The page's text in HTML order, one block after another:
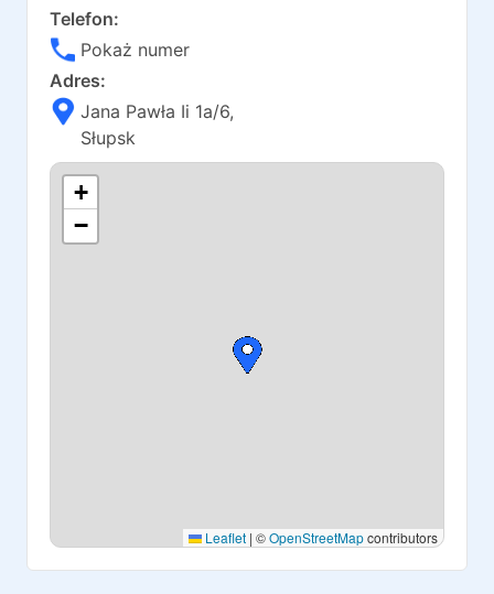
Telefon:
Pokaż numer
Adres:
Jana Pawła Ii 1a/6,
Słupsk
+
−
Leaflet | ©OpenStreetMapcontributors